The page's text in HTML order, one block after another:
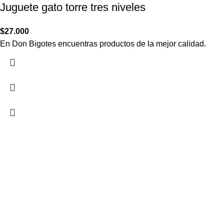
Juguete gato torre tres niveles
$27.000
En Don Bigotes encuentras productos de la mejor calidad.